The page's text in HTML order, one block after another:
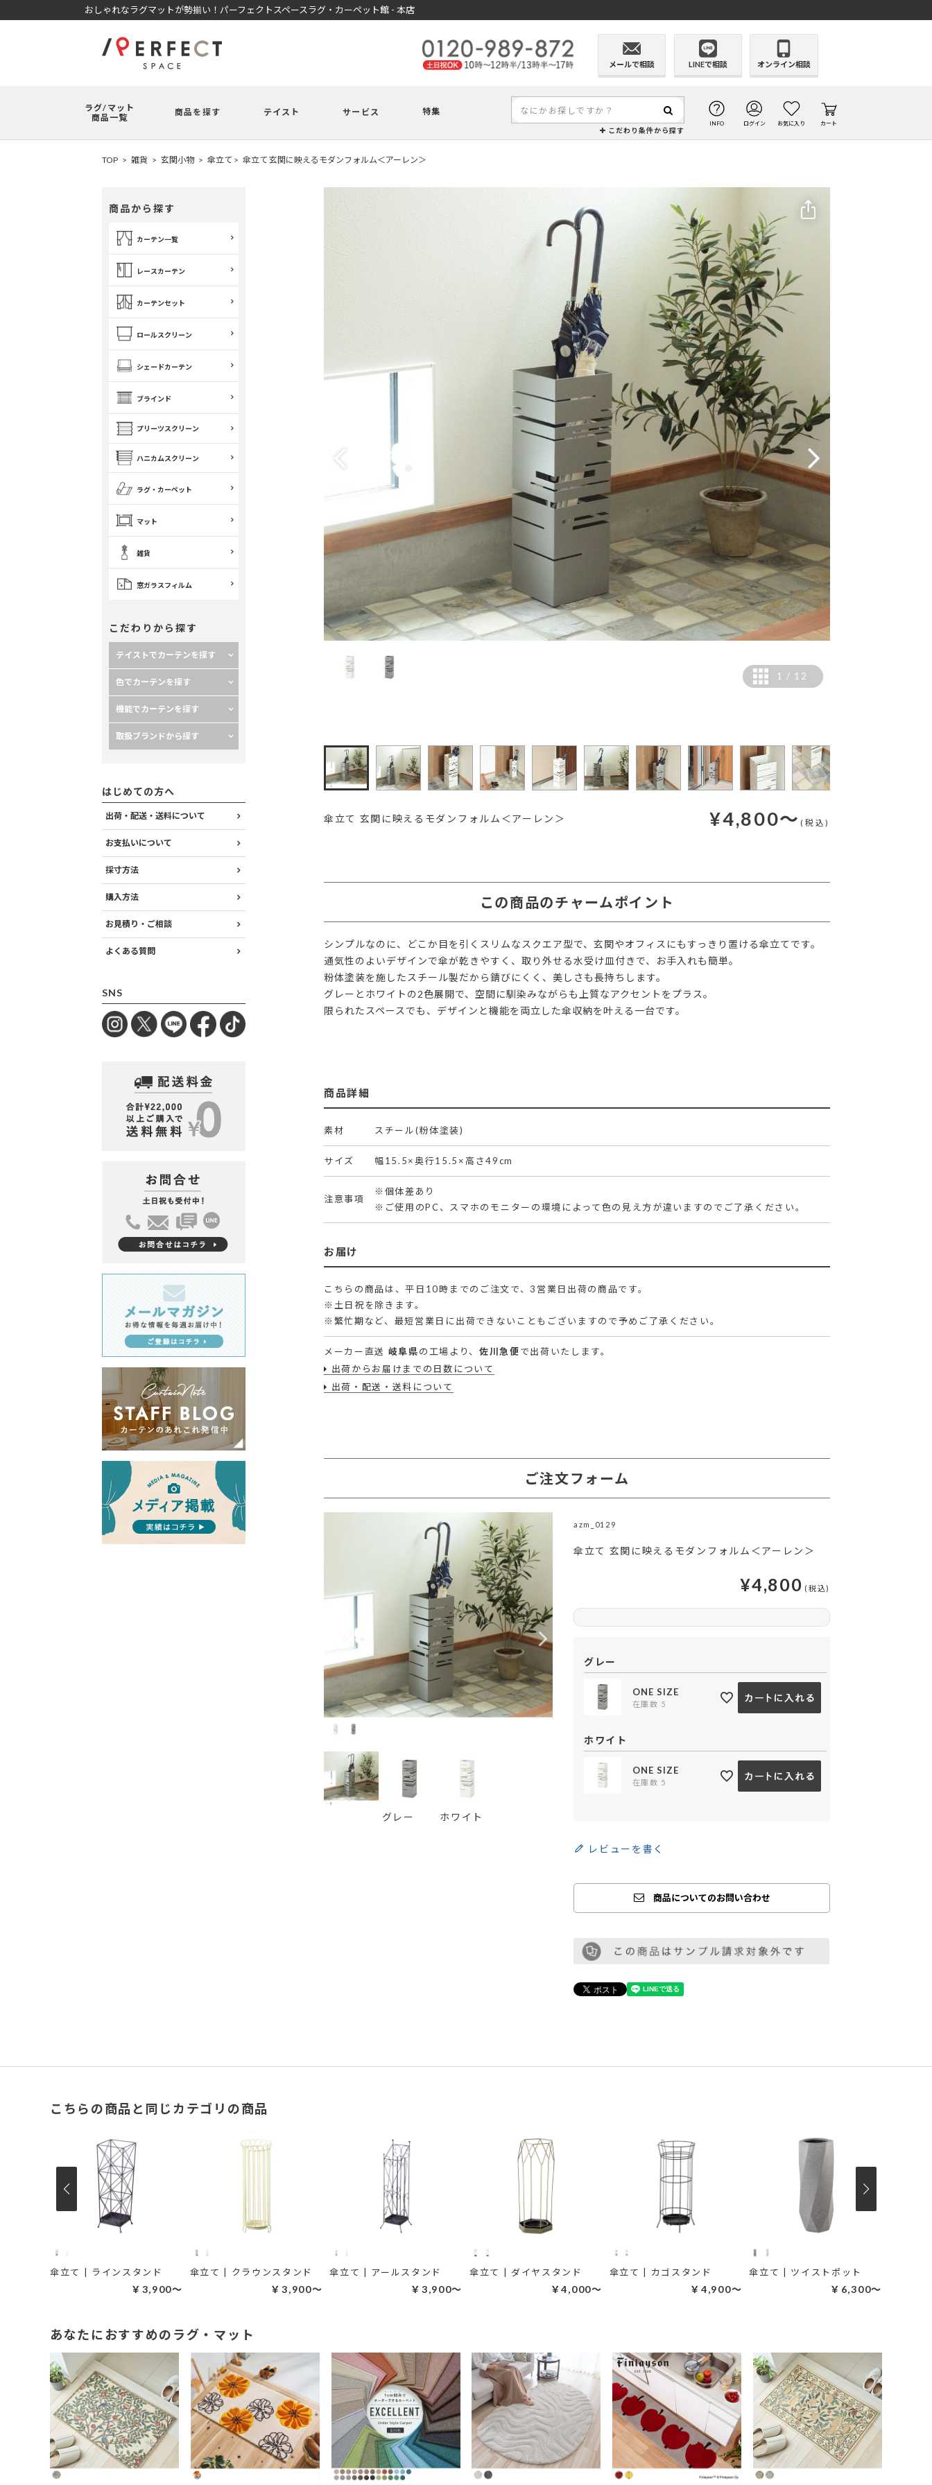
おしゃれなラグマットが勢揃い！パーフェクトスペースラグ・カーペット館 - 本店
メールで相談 LINEで相談 オンライン相談
ラグ/マット
商品一覧
商品を探す テイスト サービス 特集
こだわり条件から探す
INFO ログイン お気に入り カート
TOP 雑貨 玄関小物 傘立て 傘立て 玄関に映えるモダンフォルム＜アーレン＞
商品から探す
カーテン一覧
レースカーテン
カーテンセット
ロールスクリーン
シェードカーテン
ブラインド
プリーツスクリーン
ハニカムスクリーン
ラグ・カーペット
マット
雑貨
窓ガラスフィルム
こだわりから探す
テイストでカーテンを探す
色でカーテンを探す
機能でカーテンを探す
取扱ブランドから探す
はじめての方へ
出荷・配送・送料について
お支払いについて
採寸方法
購入方法
お見積り・ご相談
よくある質問
SNS
1 / 12
傘立て 玄関に映えるモダンフォルム＜アーレン＞ ¥4,800～(税込)
この商品のチャームポイント
シンプルなのに、どこか目を引くスリムなスクエア型で、玄関やオフィスにもすっきり置ける傘立てです。
通気性のよいデザインで傘が乾きやすく、取り外せる水受け皿付きで、お手入れも簡単。
粉体塗装を施したスチール製だから錆びにくく、美しさも長持ちします。
グレーとホワイトの2色展開で、空間に馴染みながらも上質なアクセントをプラス。
限られたスペースでも、デザインと機能を両立した傘収納を叶える一台です。
商品詳細
素材 スチール(粉体塗装)
サイズ 幅15.5×奥行15.5×高さ49cm
注意事項
※個体差あり
※ご使用のPC、スマホのモニターの環境によって色の見え方が違いますのでご了承ください。
お届け
こちらの商品は、平日10時までのご注文で、3営業日出荷の商品です。
※土日祝を除きます。
※繁忙期など、最短営業日に出荷できないこともございますので予めご了承ください。
メーカー直送 岐阜県の工場より、 佐川急便で出荷いたします。
出荷からお届けまでの日数について
出荷・配送・送料について
ご注文フォーム
グレー ホワイト
azm_0129
傘立て 玄関に映えるモダンフォルム＜アーレン＞
¥4,800
グレー
ONE SIZE
在庫数 5
ホワイト
ONE SIZE
在庫数 5
レビューを書く
商品についてのお問い合わせ
こちらの商品と同じカテゴリの商品
傘立て | ラインスタンド
￥3,900～
傘立て | クラウンスタンド
￥3,900～
傘立て | アールスタンド
￥3,900～
傘立て | ダイヤスタンド
￥4,000～
傘立て | カゴスタンド
￥4,900～
傘立て | ツイストポット
￥6,300～
あなたにおすすめのラグ・マット